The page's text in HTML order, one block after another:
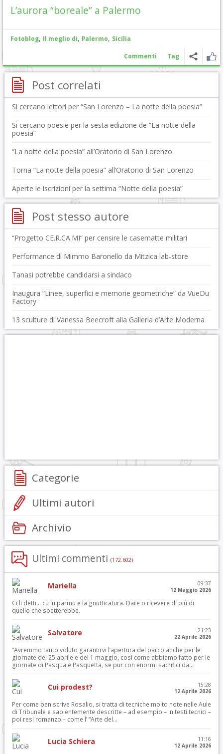
L’aurora “boreale” a Palermo
Fotoblog, Il meglio di, Palermo, Sicilia
Commenti Tag
Post correlati
Si cercano lettori per “San Lorenzo – La notte della poesia”
Si cercano poesie per la sesta edizione de “La notte della
poesia”
“La notte della poesia” all’Oratorio di San Lorenzo
Torna “La notte della poesia” all’Oratorio di San Lorenzo
Aperte le iscrizioni per la settima “Notte della poesia”
Post stesso autore
“Progetto CE.R.CA.MI” per censire le casematte militari
Performance di Mimmo Baronello da Mitzica lab-store
Tanasi potrebbe candidarsi a sindaco
Inaugura “Linee, superfici e memorie geometriche” da VueDu
Factory
13 sculture di Vanessa Beecroft alla Galleria d’Arte Moderna
Categorie
Ultimi autori
Archivio
Ultimi commenti (172.602)
Mariella
09:37
12 Maggio 2026
Ci li detti… cu lu parmu e la gnutticatura. Dare o ricevere di più di
quello che spetterebbe.
Salvatore
21:23
22 Aprile 2026
“Avremmo tanto voluto garantirvi l’apertura del parco anche per le
giornate del 25 aprile e del 1 maggio, così come abbiamo fatto per le
giornate di Pasqua e Pasquetta, se pur con enormi sacrifici da...
Cui prodest?
15:28
12 Aprile 2026
Per come ben scrive Rosalio, si tratta di tecniche molto note nelle Aule
di Tribunale e sapientemente descritte – ad esempio – in testi tecnici –
poi resi romanzo – come l’ “Arte del...
Lucia Schiera
11:16
12 Aprile 2026